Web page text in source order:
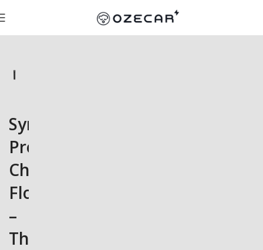
SyncEV
Pro
Charger
Floor
–
Three